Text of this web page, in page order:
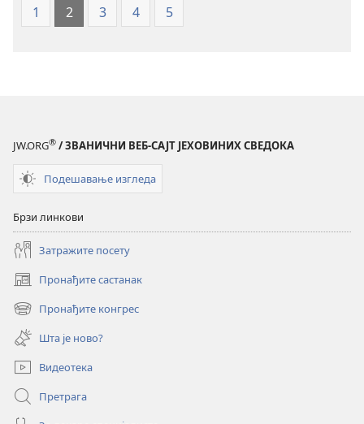
1 2 3 4 5
JW.ORG® / ЗВАНИЧНИ ВЕБ-САЈТ ЈЕХОВИНИХ СВЕДОКА
Подешавање изгледа
Брзи линкови
Затражите посету
Пронађите састанак
(отвара
нови
прозор)
Пронађите конгрес
(отвара
нови
прозор)
Шта је ново?
Видеотека
Претрага